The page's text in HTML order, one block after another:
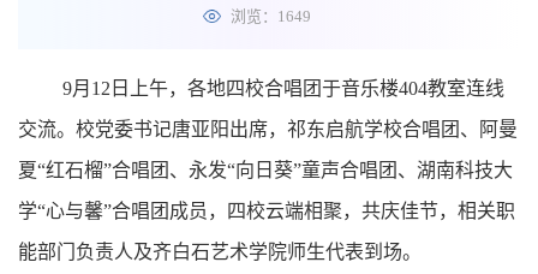
浏览： 1649
9月12日上午，各地四校合唱团于音乐楼404教室连线
交流。校党委书记唐亚阳出席，祁东启航学校合唱团、阿曼
夏“红石榴”合唱团、永发“向日葵”童声合唱团、湖南科技大
学“心与馨”合唱团成员，四校云端相聚，共庆佳节，相关职
能部门负责人及齐白石艺术学院师生代表到场。